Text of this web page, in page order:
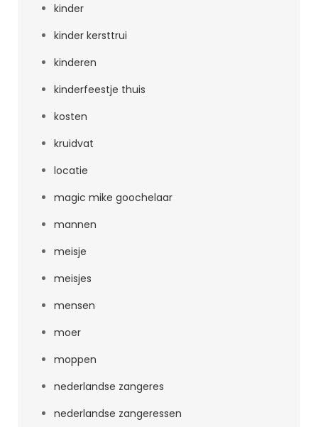
kinder
kinder kersttrui
kinderen
kinderfeestje thuis
kosten
kruidvat
locatie
magic mike goochelaar
mannen
meisje
meisjes
mensen
moer
moppen
nederlandse zangeres
nederlandse zangeressen